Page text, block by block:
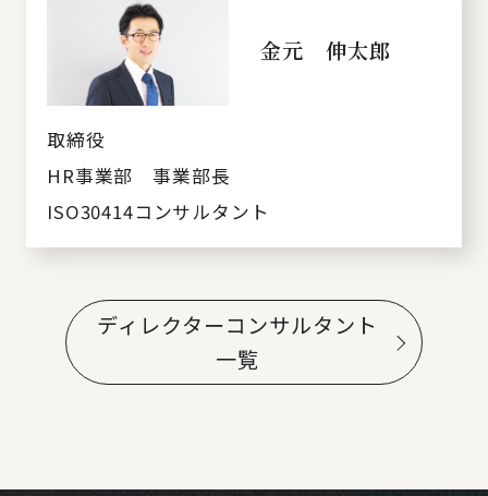
金元 伸太郎
取締役
HR事業部 事業部長
ISO30414コンサルタント
ディレクターコンサルタント
一覧